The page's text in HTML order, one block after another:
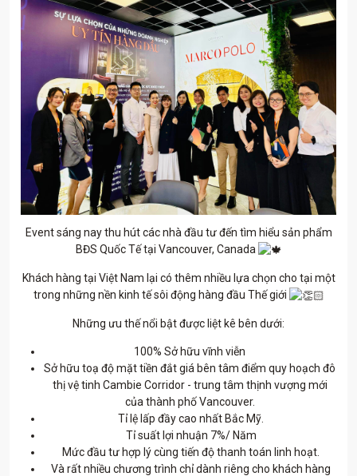
Event sáng nay thu hút các nhà đầu tư đến tìm hiểu sản phẩm
BĐS Quốc Tế tại Vancouver, Canada
Khách hàng tại Việt Nam lại có thêm nhiều lựa chọn cho tại một
trong những nền kinh tế sôi động hàng đầu Thế giới
Những ưu thế nổi bật được liệt kê bên dưới:
100% Sở hữu vĩnh viễn
Sở hữu toạ độ mặt tiền đắt giá bên tâm điểm quy hoạch đô
thị vệ tinh Cambie Corridor - trung tâm thịnh vượng mới
của thành phố Vancouver.
Tỉ lệ lấp đầy cao nhất Bắc Mỹ.
Tỉ suất lợi nhuận 7%/ Năm
Mức đầu tư hợp lý cùng tiến độ thanh toán linh hoạt.
Và rất nhiều chương trình chỉ dành riêng cho khách hàng